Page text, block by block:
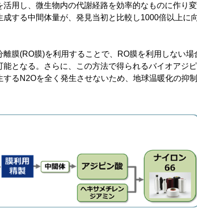
用し、微生物内の代謝経路を効率的なものに作り
する中間体量が、発見当初と比較し1000倍以上に
膜(RO膜)を利用することで、RO膜を利用しない場
となる。さらに、この方法で得られるバイオアジ
るN2Oを全く発生させないため、地球温暖化の抑制